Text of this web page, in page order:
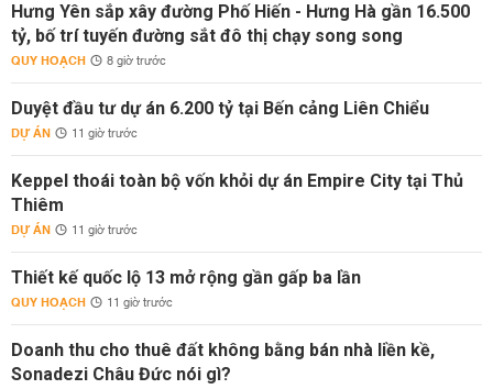
Hưng Yên sắp xây đường Phố Hiến - Hưng Hà gần 16.500
tỷ, bố trí tuyến đường sắt đô thị chạy song song
QUY HOẠCH 8 giờ trước
Duyệt đầu tư dự án 6.200 tỷ tại Bến cảng Liên Chiểu
DỰ ÁN 11 giờ trước
Keppel thoái toàn bộ vốn khỏi dự án Empire City tại Thủ
Thiêm
DỰ ÁN 11 giờ trước
Thiết kế quốc lộ 13 mở rộng gần gấp ba lần
QUY HOẠCH 11 giờ trước
Doanh thu cho thuê đất không bằng bán nhà liền kề,
Sonadezi Châu Đức nói gì?